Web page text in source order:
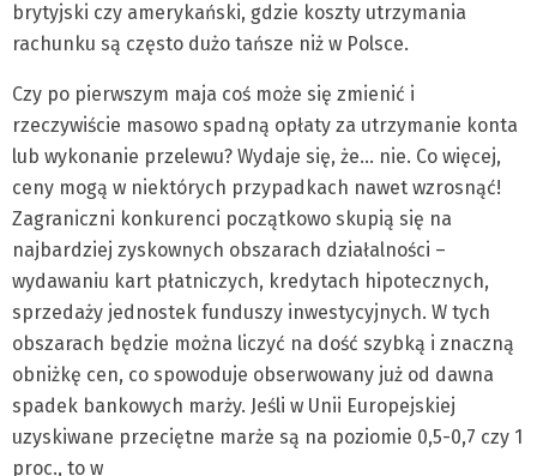
brytyjski czy amerykański, gdzie koszty utrzymania
rachunku są często dużo tańsze niż w Polsce.
Czy po pierwszym maja coś może się zmienić i
rzeczywiście masowo spadną opłaty za utrzymanie konta
lub wykonanie przelewu? Wydaje się, że… nie. Co więcej,
ceny mogą w niektórych przypadkach nawet wzrosnąć!
Zagraniczni konkurenci początkowo skupią się na
najbardziej zyskownych obszarach działalności –
wydawaniu kart płatniczych, kredytach hipotecznych,
sprzedaży jednostek funduszy inwestycyjnych. W tych
obszarach będzie można liczyć na dość szybką i znaczną
obniżkę cen, co spowoduje obserwowany już od dawna
spadek bankowych marży. Jeśli w Unii Europejskiej
uzyskiwane przeciętne marże są na poziomie 0,5-0,7 czy 1
proc., to w